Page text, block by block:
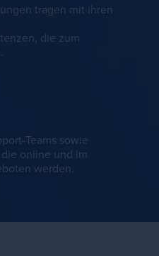
tragen mit ihren
die zum
Teams sowie
online und im
werden.